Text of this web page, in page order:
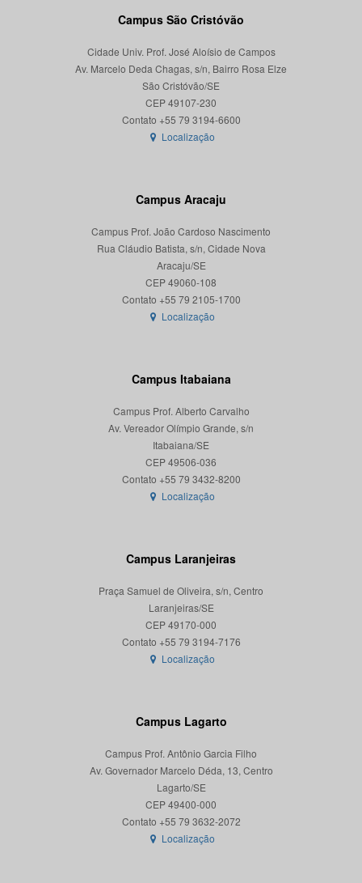
Campus São Cristóvão
Cidade Univ. Prof. José Aloísio de Campos
Av. Marcelo Deda Chagas, s/n, Bairro Rosa Elze
São Cristóvão/SE
CEP 49107-230
Localização
Campus Aracaju
Campus Prof. João Cardoso Nascimento
Rua Cláudio Batista, s/n, Cidade Nova
Aracaju/SE
CEP 49060-108
Localização
Campus Itabaiana
Campus Prof. Alberto Carvalho
Av. Vereador Olímpio Grande, s/n
Itabaiana/SE
CEP 49506-036
Localização
Campus Laranjeiras
Praça Samuel de Oliveira, s/n, Centro
Laranjeiras/SE
CEP 49170-000
Localização
Campus Lagarto
Campus Prof. Antônio Garcia Filho
Av. Governador Marcelo Déda, 13, Centro
Lagarto/SE
CEP 49400-000
Localização